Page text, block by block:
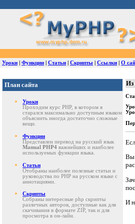
Уроки Функции Статьи Скрипты Ссылки О
План сайта
Уроки
Проходим курс PHP, в котором я
старался максимально доступным языком
объяснить иногда достаточно сложные
вещи.
Функции
Представлен перевод на русский язык
Manual PHP4 важнейших и наиболее
используемых функции языка.
Статьи
Отобраны наиболее полезные статьи и
руководства по PHP на русском языке с
аннотациями.
Скрипты
Собраны интересные php скрипты
различных авторов, доступные как для
скачивания в формате ZIP, так и для
просмотра в он-лайн.
Из
Вы
И